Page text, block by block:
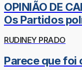
OPINIÃO DE
Os Partidos
RUDINEY PRADO
Parece que foi